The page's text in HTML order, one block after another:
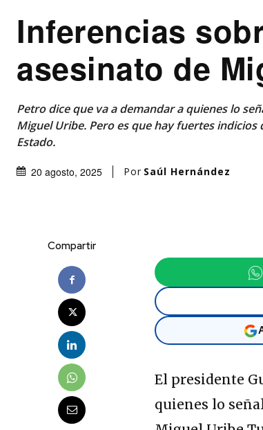
Inferencias
asesinato de
Petro dice que va a demandar a quienes lo
Miguel Uribe. Pero es que hay fuertes
Estado.
20 agosto, 2025 Por Saúl Hernández
Compartir
El presidente
quienes lo